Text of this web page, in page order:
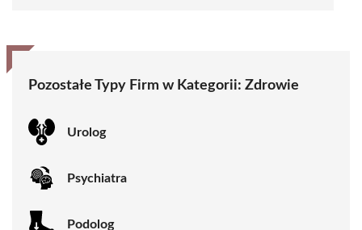
Pozostałe Typy Firm w Kategorii: Zdrowie
Urolog
Psychiatra
Podolog